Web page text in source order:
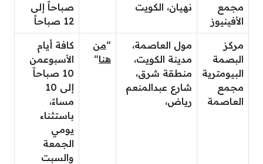
مجمع
الأفينيوز
نهيان، الكويت
صباحاً إلى
12 صباحاً
مركز
البصمة
البيومترية
مجمع
العاصمة
مول العاصمة،
مدينة الكويت،
منطقة شرق،
شارع عبدالمنعم
رياض،
“من
هنا“
كافة أيام
الأسبوعمن
10 صباحاََ
إلى 10
مساءََ،
باستثناء
يومي
الجمعة
والسبت